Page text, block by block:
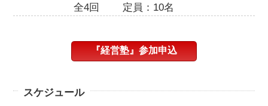
全4回
定員：10名
『経営塾』参加申込
スケジュール